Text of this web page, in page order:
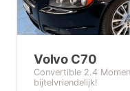
Volvo C70
Convertible 2.4
bijtelvriendelijk!